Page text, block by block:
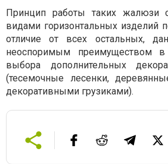
Принцип работы таких жалюзи
видами горизонтальных изделий
отличие от всех остальных,
неоспоримым преимуществом в
выбора дополнительных
(тесемочные лесенки,
декоративными грузиками).